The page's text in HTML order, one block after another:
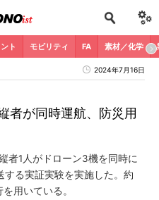
ト モビリティ FA 素材／化学
2024年7月16日
者が同時運航、防災用
者1人がドローン3機を同時に
る実証実験を実施した。約
用いている。